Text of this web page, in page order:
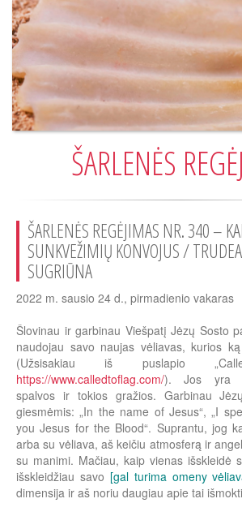
ŠARLENĖS
ŠARLENĖS REGĖJIMAS NR. 340 –
SUNKVEŽIMIŲ KONVOJUS /
SUGRIŪNA
2022 m. sausio 24 d., pirmadienio vakaras
Šlovinau ir garbinau Viešpatį Jėzų Sosto
naudojau savo naujas vėliavas, kurios
(Užsisakiau iš puslapio
https://www.calledtoflag.com/). Jos yra
spalvos ir tokios gražios. Garbinau
giesmėmis: „In the name of Jesus“, „I
you Jesus for the Blood“. Suprantu, jog
arba su vėliava, aš keičiu atmosferą ir
su manimi. Mačiau, kaip vienas išskleidė
išskleidžiau savo [gal turima omeny
dimensija ir aš noriu daugiau apie tai